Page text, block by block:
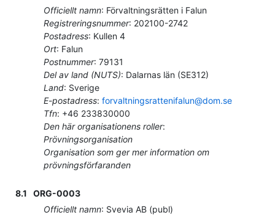
Officiellt namn: Förvaltningsrätten i Falun
Registreringsnummer: 202100-2742
Postadress: Kullen 4
Ort: Falun
Postnummer: 79131
Del av land (NUTS): Dalarnas län (SE312)
Land: Sverige
E-postadress: forvaltningsrattenifalun@dom.se
Tfn: +46 233830000
Den här organisationens roller:
Prövningsorganisation
Organisation som ger mer information om
prövningsförfaranden
8.1
ORG-0003
Officiellt namn: Svevia AB (publ)